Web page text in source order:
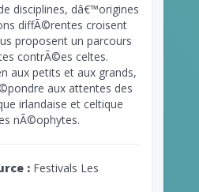
disciplines, dâ€™origines
diffÃ©rentes croisent
proposent un parcours
contrÃ©es celtes.
aux petits et aux grands,
aux attentes des
irlandaise et celtique
nÃ©ophytes.
: Festivals Les